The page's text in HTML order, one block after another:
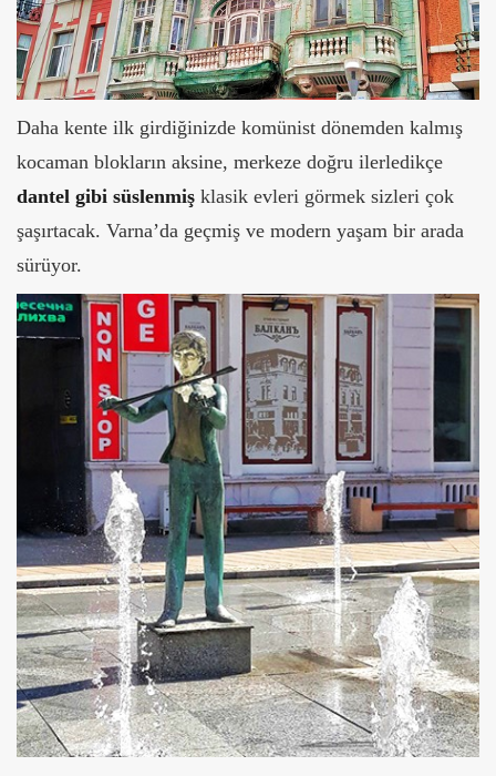
Daha kente ilk girdiğinizde komünist dönemden kalmış
kocaman blokların aksine, merkeze doğru ilerledikçe
dantel gibi süslenmiş klasik evleri görmek sizleri çok
şaşırtacak. Varna’da geçmiş ve modern yaşam bir arada
sürüyor.